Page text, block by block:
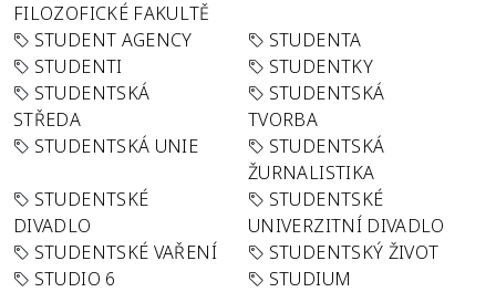
FILOZOFICKÉ FAKULTĚ
STUDENT AGENCY
STUDENTA
STUDENTI
STUDENTKY
STUDENTSKÁ
STŘEDA
STUDENTSKÁ
TVORBA
STUDENTSKÁ UNIE
STUDENTSKÁ
ŽURNALISTIKA
STUDENTSKÉ
DIVADLO
STUDENTSKÉ
UNIVERZITNÍ DIVADLO
STUDENTSKÉ VAŘENÍ
STUDENTSKÝ ŽIVOT
STUDIO 6
STUDIUM